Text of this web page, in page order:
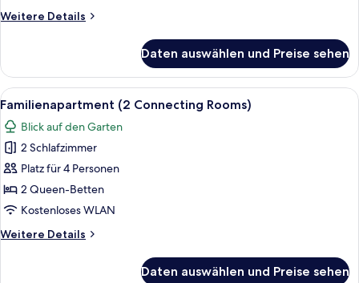
Weitere Details
Weitere
(Karl
May)
Daten auswählen und Preise sehen
Alle
Fotos
für
Familienapartment
(2
Connecting
Rooms)
Ein Hotelzimmer mit einem großen
10
Familienapartment (2 Connecting Rooms)
Blick auf den Garten
2 Schlafzimmer
Platz für 4 Personen
2 Queen-Betten
Kostenloses WLAN
Weitere Details
Weitere
Daten auswählen und Preise sehen